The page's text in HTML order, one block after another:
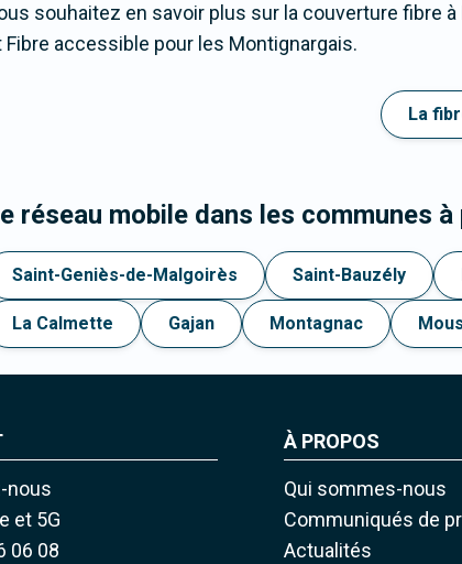
souhaitez en savoir plus sur la couverture fibre
Fibre accessible pour les Montignargais.
La
réseau mobile dans les communes
Saint-Geniès-de-Malgoirès Saint-Bauzély
La Calmette Gajan Montagnac
nous
et 5G
06 08
À PROPOS
Qui sommes-nous
Communiqués de
Actualités